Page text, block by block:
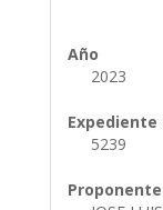
Año
2023
Expediente
5239
Proponente